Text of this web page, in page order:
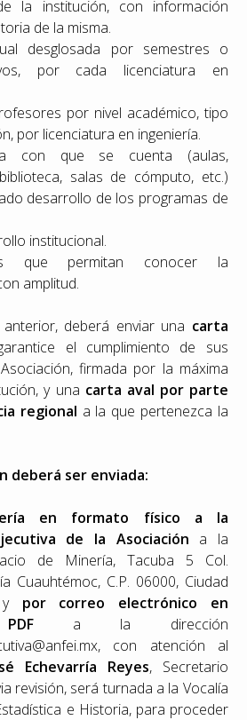
la institución, con información
de la misma.
desglosada por semestres o
por cada licenciatura en
por nivel académico, tipo
por licenciatura en ingeniería.
con que se cuenta (aulas,
salas de cómputo, etc.)
desarrollo de los programas de
institucional.
que permitan conocer la
amplitud.
deberá enviar una carta
el cumplimiento de sus
firmada por la máxima
y una carta aval por parte
regional a la que pertenezca la
deberá ser enviada:
en formato físico a la
de la Asociación a la
de Minería, Tacuba 5 Col.
Cuauhtémoc, C.P. 06000, Ciudad
por correo electrónico en
a la dirección
con atención al
Echevarría Reyes, Secretario
revisión, será turnada a la Vocalía
e Historia, para proceder